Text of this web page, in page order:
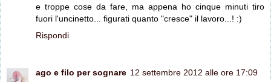
e troppe cose da fare, ma appena ho cinque minuti tiro
fuori l'uncinetto... figurati quanto "cresce" il lavoro...! :)
Rispondi
ago e filo per sognare 12 settembre 2012 alle ore 17:09